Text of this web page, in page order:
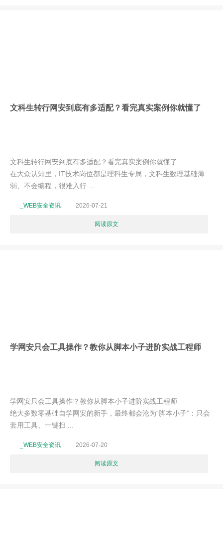
文科生转行网安到底有多适配？看完真实案例你就懂了
文科生转行网安到底有多适配？看完真实案例你就懂了
在大众认知里，IT技术岗位都是理科生专属，文科生数理基础薄
弱、不会编程，很难入行 ...
_WEB安全资讯 2026-07-21
阅读原文
学网安只会工具操作？教你从脚本小子进阶实战工程师
学网安只会工具操作？教你从脚本小子进阶实战工程师
绝大多数零基础自学网安的新手，最终都会沦为“脚本小子”：只会
套用工具、一键扫 ...
_WEB安全资讯 2026-07-20
阅读原文